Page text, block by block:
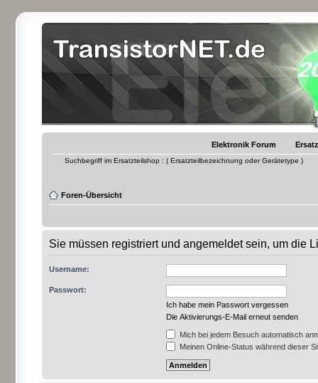
Elektronik Forum
Suchbegriff im Ersatzteilshop : ( Ersatzteilbezeichnung oder Gerätetype )
Foren-Übersicht
Sie müssen registriert und angemeldet sein, um die
Username:
Passwort:
Ich habe mein Passwort vergessen
Die Aktivierungs-E-Mail erneut senden
Mich bei jedem Besuch automatisch
Meinen Online-Status während dieser